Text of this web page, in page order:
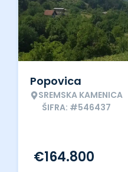
Popovica
SREMSKA KAMENICA
ŠIFRA: #546437
€164.800